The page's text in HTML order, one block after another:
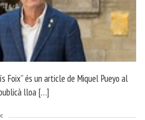
Foix” és un article de Miquel Pueyo al
lloa […]